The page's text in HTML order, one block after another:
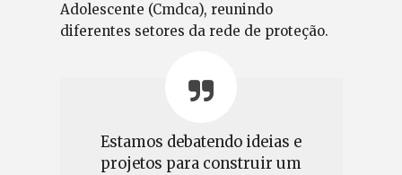
Adolescente (Cmdca), reunindo
diferentes setores da rede de proteção.
Estamos debatendo ideias e
projetos para construir um